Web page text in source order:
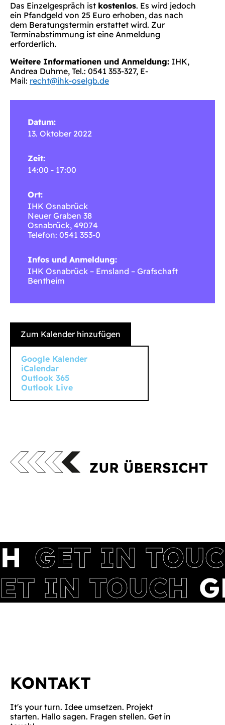
Das Einzelgespräch ist kostenlos. Es wird jedoch
ein Pfandgeld von 25 Euro erhoben, das nach
dem Beratungstermin erstattet wird. Zur
Terminabstimmung ist eine Anmeldung
erforderlich.
Weitere Informationen und Anmeldung: IHK,
Andrea Duhme, Tel.: 0541 353-327, E-
Mail: recht@ihk-oselgb.de
Datum:
13. Oktober 2022
Zeit:
14:00 - 17:00
Ort:
IHK Osnabrück
Neuer Graben 38
Osnabrück, 49074
Telefon: 0541 353-0
Infos und Anmeldung:
IHK Osnabrück – Emsland – Grafschaft
Bentheim
Zum Kalender hinzufügen
Google Kalender
iCalendar
Outlook 365
Outlook Live
KONTAKT
It's your turn. Idee umsetzen. Projekt
starten. Hallo sagen. Fragen stellen. Get in